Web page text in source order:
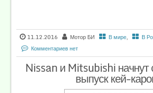
11.12.2016 Мотор БИ В мире,
В
Комментариев нет
Nissan и Mitsubishi начнут
выпуск кей-